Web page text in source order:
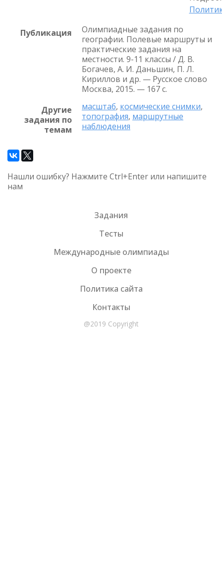
Публикация
Олимпиадные задания по
географии. Полевые маршруты и
практические задания на
местности. 9-11 классы / Д. В.
Богачев, А. И. Даньшин, П. Л.
Кириллов и др. — Русское слово
Москва, 2015. — 167 с.
Другие
задания по
темам
масштаб, космические снимки,
топография, маршрутные
наблюдения
Нашли ошибку? Нажмите Ctrl+Enter или напишите
нам
Задания
Тесты
Международные олимпиады
О проекте
Политика сайта
Контакты
@2019 Copyright